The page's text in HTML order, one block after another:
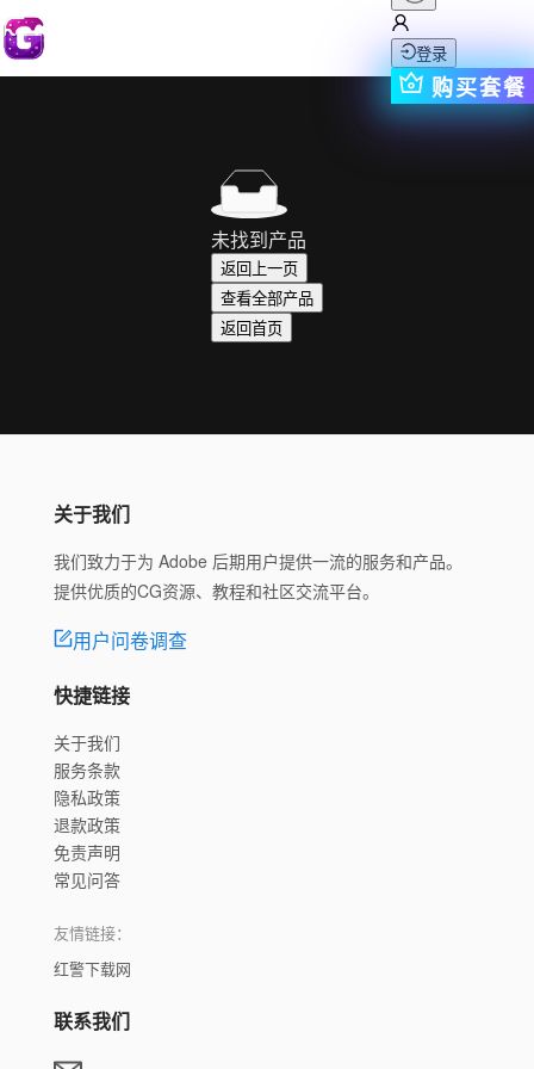
登录
购买套餐
未找到产品
返回上一页
查看全部产品
返回首页
关于我们
我们致力于为 Adobe 后期用户提供一流的服务和产品。
提供优质的CG资源、教程和社区交流平台。
用户问卷调查
快捷链接
关于我们
服务条款
隐私政策
退款政策
免责声明
常见问答
友情链接：
红警下载网
联系我们